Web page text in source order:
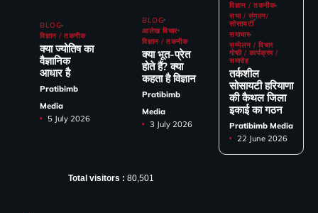
BLOG
विज्ञान / तकनीक
क्या ज्योतिष का
वैज्ञानिक
आधार है
Pratibimb
Media
5 July 2026
BLOG
आलेख विचार
विज्ञान / तकनीक
क्या भूत-प्रेत
होते हैं? क्या
कहता है विज्ञान
Pratibimb
Media
3 July 2026
विज्ञान / तकनीक
सभा / संगठन/
सोसायटी
समाचार
सम्मेलन / विचार
गोष्ठी / कार्यक्रम /
समारोह
तर्कशील
सोसायटी हरियाणा
की कैथल जिला
इकाई का गठन
Pratibimb Media
22 June 2026
Total visitors : 80,501